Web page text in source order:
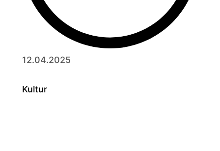
12.04.2025
Kultur